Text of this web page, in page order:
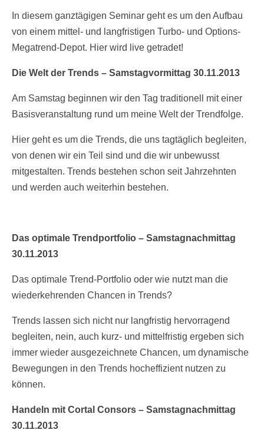
In diesem ganztägigen Seminar geht es um den Aufbau
von einem mittel- und langfristigen Turbo- und Options-
Megatrend-Depot. Hier wird live getradet!
Die Welt der Trends – Samstagvormittag 30.11.2013
Am Samstag beginnen wir den Tag traditionell mit einer
Basisveranstaltung rund um meine Welt der Trendfolge.
Hier geht es um die Trends, die uns tagtäglich begleiten,
von denen wir ein Teil sind und die wir unbewusst
mitgestalten. Trends bestehen schon seit Jahrzehnten
und werden auch weiterhin bestehen.
Das optimale Trendportfolio – Samstagnachmittag
30.11.2013
Das optimale Trend-Portfolio oder wie nutzt man die
wiederkehrenden Chancen in Trends?
Trends lassen sich nicht nur langfristig hervorragend
begleiten, nein, auch kurz- und mittelfristig ergeben sich
immer wieder ausgezeichnete Chancen, um dynamische
Bewegungen in den Trends hocheffizient nutzen zu
können.
Handeln mit Cortal Consors – Samstagnachmittag
30.11.2013